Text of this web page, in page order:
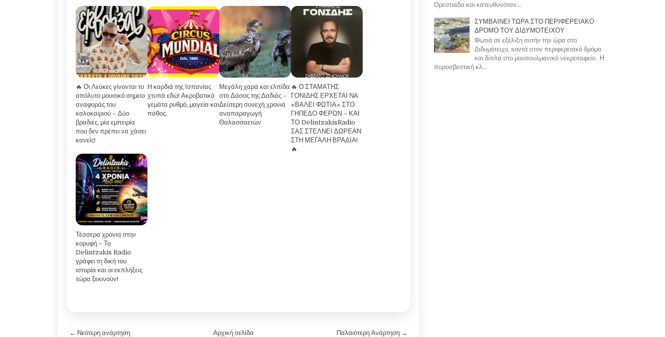
🔥 Οι Λεύκες γίνονται το
απόλυτο μουσικό σημείο
αναφοράς του
καλοκαιριού – Δύο
βραδιές, μία εμπειρία
που δεν πρέπει να χάσει
κανείς!
Η καρδιά της Ισπανίας
χτυπά εδώ! Ακροβατικά
γεμάτα ρυθμό, μαγεία και
πάθος.
Μεγάλη χαρά και ελπίδα
στο Δάσος της Δαδιάς –
Δεύτερη συνεχή χρονιά
αναπαραγωγή
Θαλασσαετών
🔥 Ο ΣΤΑΜΑΤΗΣ
ΓΟΝΙΔΗΣ ΕΡΧΕΤΑΙ ΝΑ
«ΒΑΛΕΙ ΦΩΤΙΑ» ΣΤΟ
ΓΗΠΕΔΟ ΦΕΡΩΝ – ΚΑΙ
ΤΟ DelintzakisRadio
ΣΑΣ ΣΤΕΛΝΕΙ ΔΩΡΕΑΝ
ΣΤΗ ΜΕΓΑΛΗ ΒΡΑΔΙΑ!
🔥
Τέσσερα χρόνια στην
κορυφή – Το
Delintzakis Radio
γράφει τη δική του
ιστορία και οι εκπλήξεις
τώρα ξεκινούν!
← Νεότερη ανάρτηση Παλαιότερη Ανάρτηση →
Αρχική σελίδα
Ορεστιάδα και κατευθυνόταν...
ΣΥΜΒΑΙΝΕΙ ΤΩΡΑ ΣΤΟ ΠΕΡΙΦΕΡΕΙΑΚΟ
ΔΡΟΜΟ ΤΟΥ ΔΙΔΥΜΟΤΕΙΧΟΥ
Φωτιά σε εξέλιξη αυτήν την ώρα στο
Διδυμότειχο, κοντά στον περιφερειακό δρόμο
και δίπλα στο μουσουλμανικό νεκροταφείο. Η
πυροσβεστική κλ...